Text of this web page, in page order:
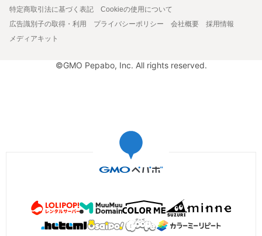
特定商取引法に基づく表記
Cookieの使用について
広告識別子の取得・利用
プライバシーポリシー 会社概要
採用情報
メディアキット
©GMO Pepabo, Inc. All rights reserved.